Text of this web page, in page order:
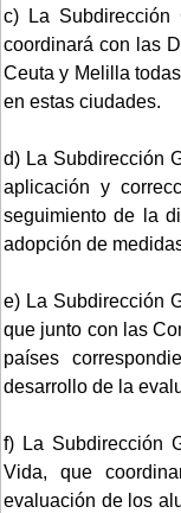
c) La Subdirección
coordinará con las
Ceuta y Melilla
en estas ciudades.
d) La Subdirección
aplicación y
seguimiento de la
adopción de
e) La Subdirección
que junto con las
países
desarrollo de la
f) La Subdirección
Vida, que
evaluación de los